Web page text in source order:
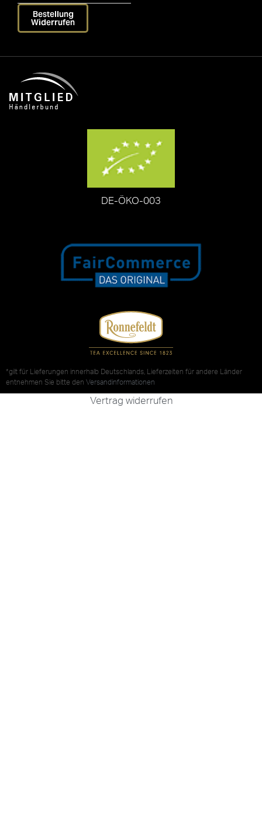
Bestellung
Widerrufen
DE-ÖKO-003
*gilt für Lieferungen innerhalb Deutschlands, Lieferzeiten für andere Länder
entnehmen Sie bitte den Versandinformationen
Vertrag widerrufen